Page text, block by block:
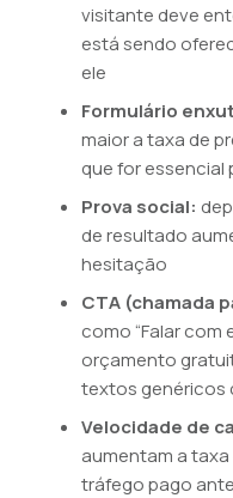
visitante deve
está sendo
ele
Formulário
maior a taxa de
que for
Prova social:
de resultado
hesitação
CTA (chamada
como “Falar com
orçamento
textos genéricos
Velocidade de
aumentam a
tráfego pago